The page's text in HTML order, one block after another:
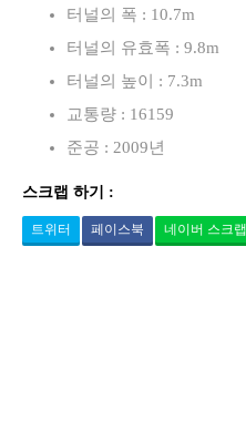
터널의 폭 : 10.7m
터널의 유효폭 : 9.8m
터널의 높이 : 7.3m
교통량 : 16159
준공 : 2009년
스크랩 하기 :
트위터 페이스북 네이버 스크랩